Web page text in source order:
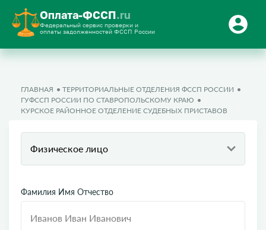
Оплата-ФССП.ru
Федеральный сервис проверки и
оплаты задолженностей ФССП России
ГЛАВНАЯ
ТЕРРИТОРИАЛЬНЫЕ ОТДЕЛЕНИЯ ФССП РОССИИ
ГУФССП РОССИИ ПО СТАВРОПОЛЬСКОМУ КРАЮ
КУРСКОЕ РАЙОННОЕ ОТДЕЛЕНИЕ СУДЕБНЫХ ПРИСТАВОВ
Физическое лицо
Фамилия Имя Отчество